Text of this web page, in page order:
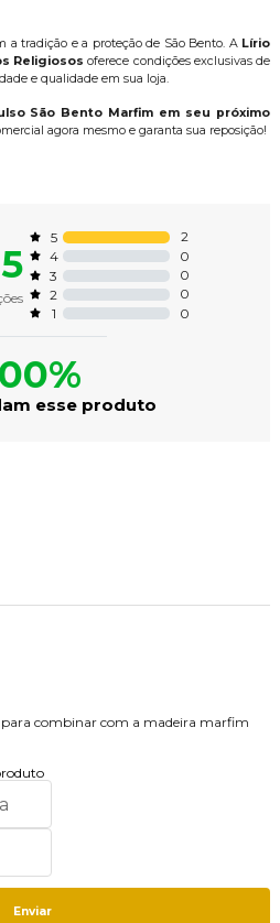
a tradição e a proteção de São Bento. A Lírio
Religiosos oferece condições exclusivas de
e qualidade em sua loja.
São Bento Marfim em seu próximo
agora mesmo e garanta sua reposição!
5
5
2
4
0
3
0
2
0
1
0
esse produto
para combinar com a madeira marfim
Enviar